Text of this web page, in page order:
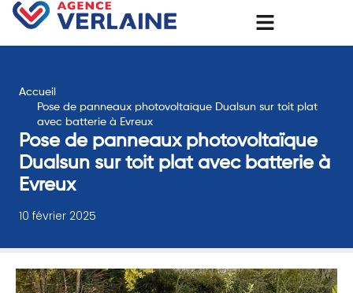
Accueil
Pose de panneaux photovoltaïque Dualsun sur toit plat
avec batterie à Evreux
Pose de panneaux photovoltaïque
Dualsun sur toit plat avec batterie à
Evreux
10 février 2025